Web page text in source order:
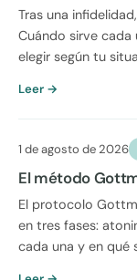
Tras una
Cuándo sirve
elegir según tu
Leer →
1 de agosto de 2026
El método
El protocolo
en tres fases:
cada una y en qué